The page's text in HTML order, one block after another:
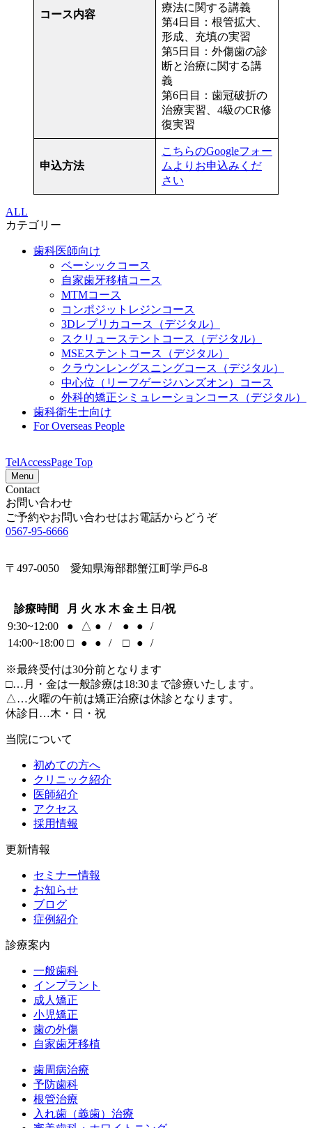
コース内容
療法に関する講義
第4日目：根管拡大、
形成、充填の実習
第5日目：外傷歯の診
断と治療に関する講
義
第6日目：歯冠破折の
治療実習、4級のCR修
復実習
申込方法
こちらのGoogleフォー
ムよりお申込みくだ
さい
ALL
カテゴリー
歯科医師向け
ベーシックコース
自家歯牙移植コース
MTMコース
コンポジットレジンコース
3Dレプリカコース（デジタル）
スクリューステントコース（デジタル）
MSEステントコース（デジタル）
クラウンレングスニングコース（デジタル）
中心位（リーフゲージハンズオン）コース
外科的矯正シミュレーションコース（デジタル）
歯科衛生士向け
For Overseas People
TelAccessPage Top
Menu
Contact
お問い合わせ
ご予約やお問い合わせはお電話からどうぞ
0567-95-6666
〒497-0050 愛知県海部郡蟹江町学戸6-8
診療時間 月 火 水 木 金 土 日/祝
9:30~12:00
● △ ● / ● ●
/
14:00~18:00 □ ● ● / □ ● /
※最終受付は30分前となります
□…月・金は一般診療は18:30まで診療いたします。
△…火曜の午前は矯正治療は休診となります。
休診日…木・日・祝
当院について
初めての方へ
クリニック紹介
医師紹介
アクセス
採用情報
更新情報
セミナー情報
お知らせ
ブログ
症例紹介
診療案内
一般歯科
インプラント
成人矯正
小児矯正
歯の外傷
自家歯牙移植
歯周病治療
予防歯科
根管治療
入れ歯（義歯）治療